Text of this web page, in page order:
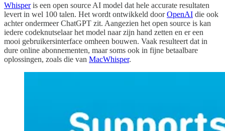
Whisperis een open source AI model dat hele accurate resultaten
levert in wel 100 talen. Het wordt ontwikkeld doorOpenAI die ook
achter ondermeer ChatGPT zit. Aangezien het open source is kan
iedere codeknutselaar het model naar zijn hand zetten en er een
mooi gebruikersinterface omheen bouwen. Vaak resulteert dat in
dure online abonnementen, maar soms ook in fijne betaalbare
oplossingen, zoals die van MacWhisper.